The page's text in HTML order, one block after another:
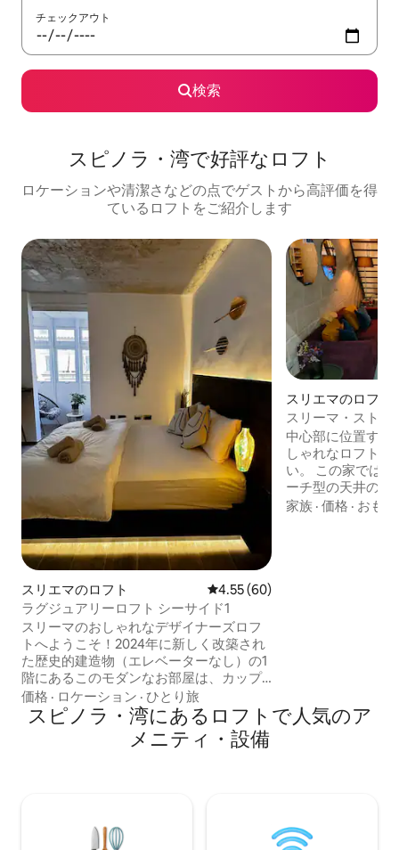
チェックアウト
検索
スピノラ・湾で好評なロフト
ロケーションや清潔さなどの点でゲストから高評価を得
ているロフトをご紹介します
スリエマのロフト レビュー60件、5つ星中4.55つ
4.55 (60)
ラグジュアリーロフト シーサイド1
スリーマのおしゃれなデザイナーズロフ
トへようこそ！2024年に新しく改築され
た歴史的建造物（エレベーターなし）の1
階にあるこのモダンなお部屋は、カップ
ルやお一人での旅行者に最適です。ビー
チ、英語学校、スリーマ・フェリーから
わずか数分の距離にあるため、あらゆる
施設やスポットの真ん中に滞在できま
快適な滞在をお楽しみください！
価格 · ロケーション · ひとり旅
スリエマのロフト
スリーマ・ストラ
中心部に位置する
しゃれなロフト
い。 この家では、静かなエリアと高いア
ーチ型の天井のお
めることができま
家族 ·価格 · おも
スピノラ・湾にあるロフトで人気のア
メニティ・設備